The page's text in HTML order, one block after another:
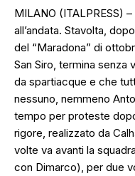
MILANO (ITALPRESS)
all’andata. Stavolta,
del “Maradona” di
San Siro, termina senza
da spartiacque e che
nessuno, nemmeno
tempo per proteste
rigore, realizzato da
volte va avanti la
con Dimarco), per due